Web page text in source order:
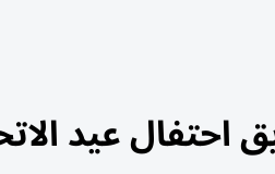
عيد الاتحاد